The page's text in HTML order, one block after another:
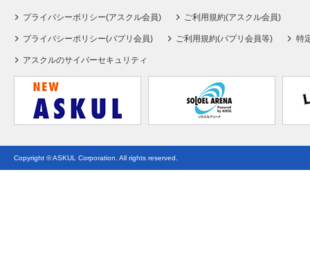
プライバシーポリシー(アスクル会員) ご利用規約(アスクル会員)
プライバシーポリシー(パプリ会員) ご利用規約(パプリ会員等) 特
アスクルのサイバーセキュリティ
Copyright © ASKUL Corporation. All rights reserved.